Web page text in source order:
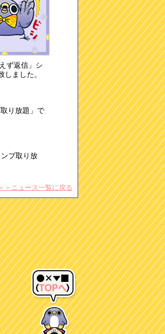
ず返信」シ
ました。
り放題」で
プ取り放
＞ニュース一覧に戻る